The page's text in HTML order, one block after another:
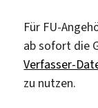
Für FU-
ab sofort die
Verfasser-
zu nutzen.